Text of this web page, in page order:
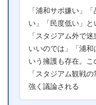
「浦和サポ嫌い」
い」「民度低い」
「スタジアム外で
いいのでは」「浦和
いう擁護も存在。
「スタジアム観戦
強く議論される